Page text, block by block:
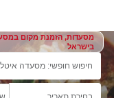
מסעדות, הזמנת מקום
בישראל